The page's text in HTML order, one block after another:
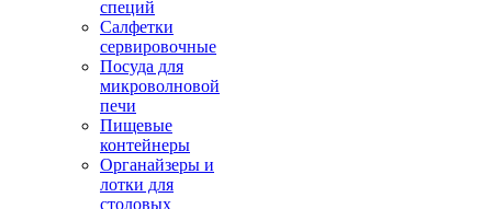
специй
Салфетки
сервировочные
Посуда для
микроволновой
печи
Пищевые
контейнеры
Органайзеры и
лотки для
столовых